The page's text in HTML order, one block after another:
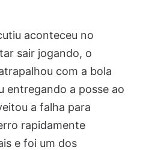
aconteceu no
sair jogando, o
com a bola
entregando a posse ao
a falha para
rapidamente
e foi um dos